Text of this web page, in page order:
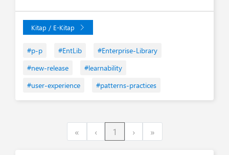
Kitap / E-Kitap
#p-p #EntLib
#Enterprise-Library
#new-release
#learnability
#user-experience
#patterns-practices
«First ‹Previous
1 ›Next»Last